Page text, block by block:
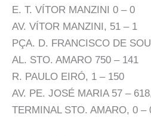
E. T. VÍTOR MANZINI 0 – 0
AV. VÍTOR MANZINI, 51 – 1
PÇA. D. FRANCISCO DE
AL. STO. AMARO 750 – 141
R. PAULO EIRÓ, 1 – 150
AV. PE. JOSÉ MARIA 57 –
TERMINAL STO. AMARO, 0 –